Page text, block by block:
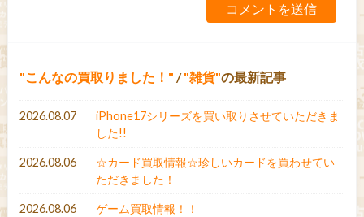
こんなの買取りました！ / 雑貨 の最新記事
2026.08.07
iPhone17シリーズを買い取りさせていただきま
した!!
2026.08.06
☆カード買取情報☆珍しいカードを買わせてい
ただきました！
2026.08.06 ゲーム買取情報！！